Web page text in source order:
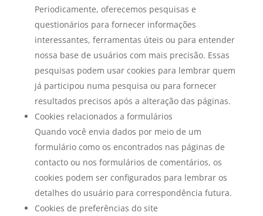
Periodicamente, oferecemos pesquisas e
questionários para fornecer informações
interessantes, ferramentas úteis ou para entender
nossa base de usuários com mais precisão. Essas
pesquisas podem usar cookies para lembrar quem
já participou numa pesquisa ou para fornecer
resultados precisos após a alteração das páginas.
Cookies relacionados a formulários
Quando você envia dados por meio de um
formulário como os encontrados nas páginas de
contacto ou nos formulários de comentários, os
cookies podem ser configurados para lembrar os
detalhes do usuário para correspondência futura.
Cookies de preferências do site